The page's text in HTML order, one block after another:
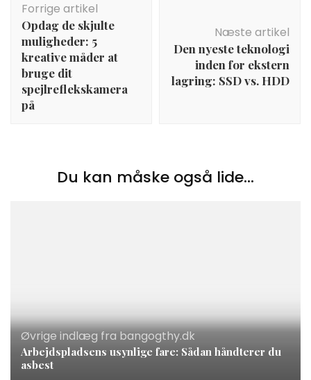
Forrige artikel
Opdag de skjulte
muligheder: 5
kreative måder at
bruge dit
spejlreflekskamera
på
Næste artikel
Den nyeste teknologi
inden for ekstern
lagring: SSD vs. HDD
Du kan måske også lide...
Øvrige indlæg fra bangogthy.dk
Arbejdspladsens usynlige fare: Sådan håndterer du
asbest